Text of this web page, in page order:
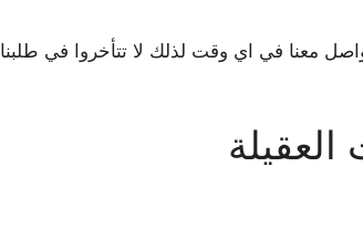
معنا في اي وقت لذلك لا تتأخروا في طلبنا